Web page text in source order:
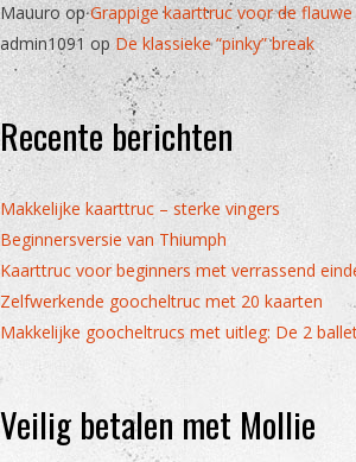
MauuroopGrappige kaarttruc voor de
admin1091 op De klassieke “pinky” break
Recente berichten
Makkelijke kaarttruc – sterke vingers
Beginnersversie van Thiumph
Kaarttruc voor beginners met verrassend
Zelfwerkende goocheltruc met 20 kaarten
Makkelijke goocheltrucs met uitleg: De 2
Veilig betalen met Mollie